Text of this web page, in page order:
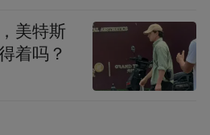
美特斯
着吗？